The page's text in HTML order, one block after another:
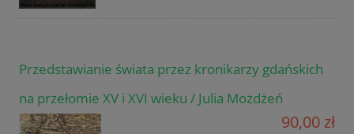
Przedstawianie świata przez kronikarzy gdańskich
na przełomie XV i XVI wieku / Julia Możdżeń
90,00 zł